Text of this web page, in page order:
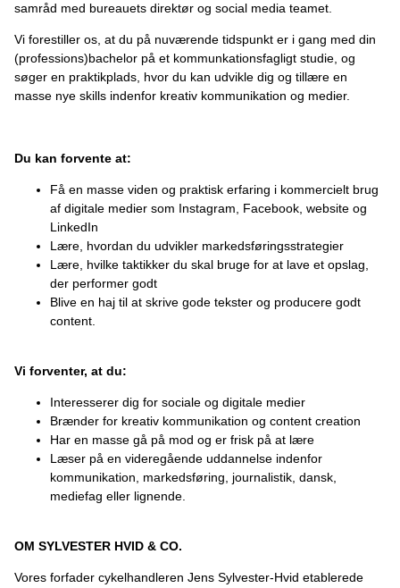
samråd med bureauets direktør og social media teamet.
Vi forestiller os, at du på nuværende tidspunkt er i gang med din
(professions)bachelor på et kommunkationsfagligt studie, og
søger en praktikplads, hvor du kan udvikle dig og tillære en
masse nye skills indenfor kreativ kommunikation og medier.
Du kan forvente at:
Få en masse viden og praktisk erfaring i kommercielt brug
af digitale medier som Instagram, Facebook, website og
LinkedIn
Lære, hvordan du udvikler markedsføringsstrategier
Lære, hvilke taktikker du skal bruge for at lave et opslag,
der performer godt
Blive en haj til at skrive gode tekster og producere godt
content.
Vi forventer, at du:
Interesserer dig for sociale og digitale medier
Brænder for kreativ kommunikation og content creation
Har en masse gå på mod og er frisk på at lære
Læser på en videregående uddannelse indenfor
kommunikation, markedsføring, journalistik, dansk,
mediefag eller lignende.
OM SYLVESTER HVID & CO.
Vores forfader cykelhandleren Jens Sylvester-Hvid etablerede